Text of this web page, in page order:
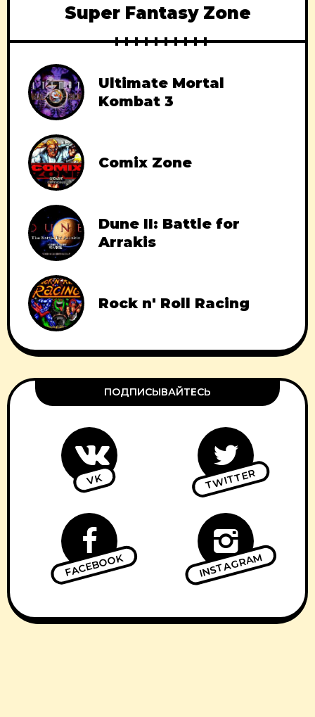
Super Fantasy Zone
Ultimate Mortal
Kombat 3
Comix Zone
Dune II: Battle for
Arrakis
Rock n' Roll Racing
ПОДПИСЫВАЙТЕСЬ
VK TWITTER
FACEBOOK INSTAGRAM